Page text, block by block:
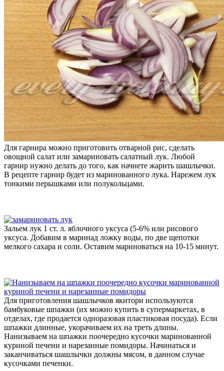
Для гарнира можно приготовить отварной рис, сделать
овощной салат или замариновать салатный лук. Любой
гарнир нужно делать до того, как начнете жарить шашлычки.
В рецепте гарнир будет из маринованного лука. Нарежем лук
тонкими перышками или полукольцами.
Зальем лук 1 ст. л. яблочного уксуса (5-6% или рисового
уксуса. Добавим в маринад ложку воды, по две щепотки
мелкого сахара и соли. Оставим мариноваться на 10-15 минут.
Для приготовления шашлычков якитори используются
бамбуковые шпажки (их можно купить в супермаркетах, в
отделах, где продается одноразовая пластиковая посуда). Если
шпажки длинные, укорачиваем их на треть длины.
Нанизываем на шпажки поочередно кусочки маринованной
куриной печени и нарезанные помидоры. Начинаться и
заканчиваться шашлычки должны мясом, в данном случае
кусочками печенки.